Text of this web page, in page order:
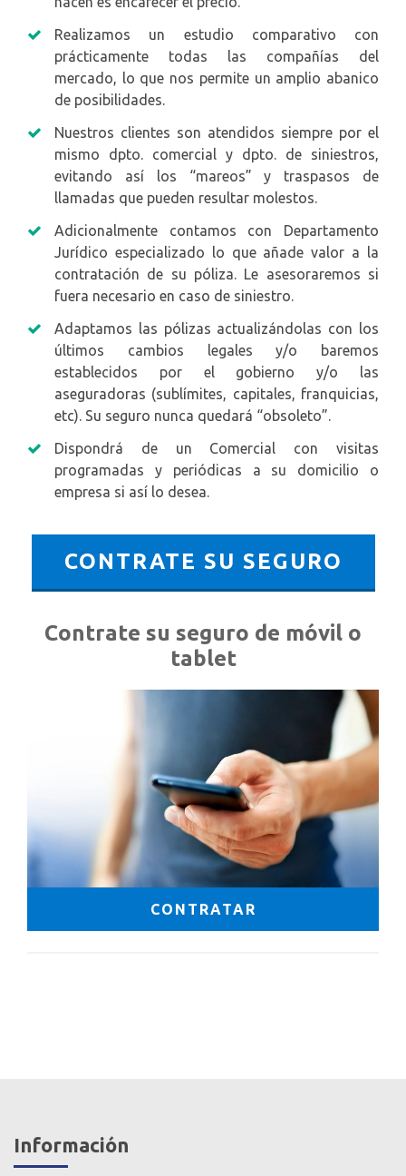
Realizamos un estudio comparativo con
prácticamente todas las compañías del
mercado, lo que nos permite un amplio abanico
de posibilidades.
Nuestros clientes son atendidos siempre por el
mismo dpto. comercial y dpto. de siniestros,
evitando así los “mareos” y traspasos de
llamadas que pueden resultar molestos.
Adicionalmente contamos con Departamento
Jurídico especializado lo que añade valor a la
contratación de su póliza. Le asesoraremos si
fuera necesario en caso de siniestro.
Adaptamos las pólizas actualizándolas con los
últimos cambios legales y/o baremos
establecidos por el gobierno y/o las
aseguradoras (sublímites, capitales, franquicias,
etc). Su seguro nunca quedará “obsoleto”.
Dispondrá de un Comercial con visitas
programadas y periódicas a su domicilio o
empresa si así lo desea.
CONTRATE SU SEGURO
Contrate su seguro de móvil o
tablet
CONTRATAR
Información